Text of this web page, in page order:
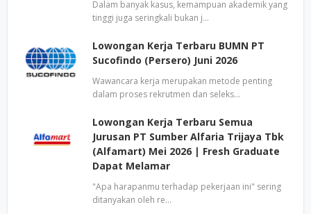
Dalam banyak kasus, kemampuan akademik yang
tinggi juga seringkali bukan j…
Lowongan Kerja Terbaru BUMN PT
Sucofindo (Persero) Juni 2026
Wawancara kerja merupakan metode penting
dalam proses rekrutmen dan seleks…
Lowongan Kerja Terbaru Semua
Jurusan PT Sumber Alfaria Trijaya Tbk
(Alfamart) Mei 2026 | Fresh Graduate
Dapat Melamar
"Apa harapanmu terhadap pekerjaan ini" sering
ditanyakan oleh re…